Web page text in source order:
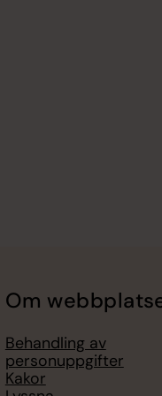
Om
Behandling av
personuppgifter
Kakor